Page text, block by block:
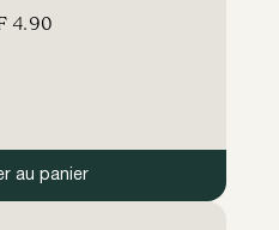
permettant à
4.90
au panier